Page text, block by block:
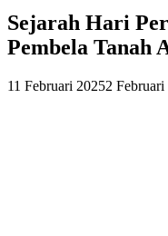
Sejarah Hari
Pembela Tanah
11 Februari 20252 Februari